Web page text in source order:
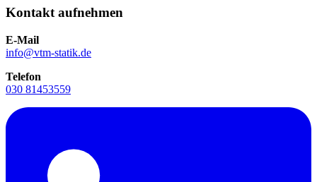
Kontakt aufnehmen
E-Mail
info@vtm-statik.de
Telefon
030 81453559